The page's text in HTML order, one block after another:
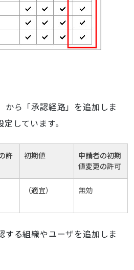
から「承認経路」を追加しま
しています。
許
初期値
申請者の初期
値変更の許可
（適宜） 無効
する組織やユーザを追加しま